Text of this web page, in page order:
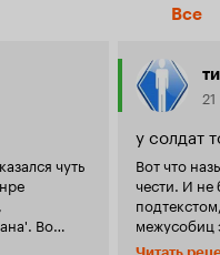
Все
чуть
Во
бою
у солдат
Вот что
чести. И не
межусобиц
китайский